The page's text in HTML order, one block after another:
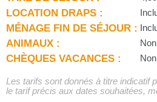
LOCATION DRAPS :
MÉNAGE FIN DE SÉJOUR :
ANIMAUX :
CHÈQUES VACANCES : Non
Les tarifs sont donnés à titre indicatif
le tarif précis aux dates souhaitées,